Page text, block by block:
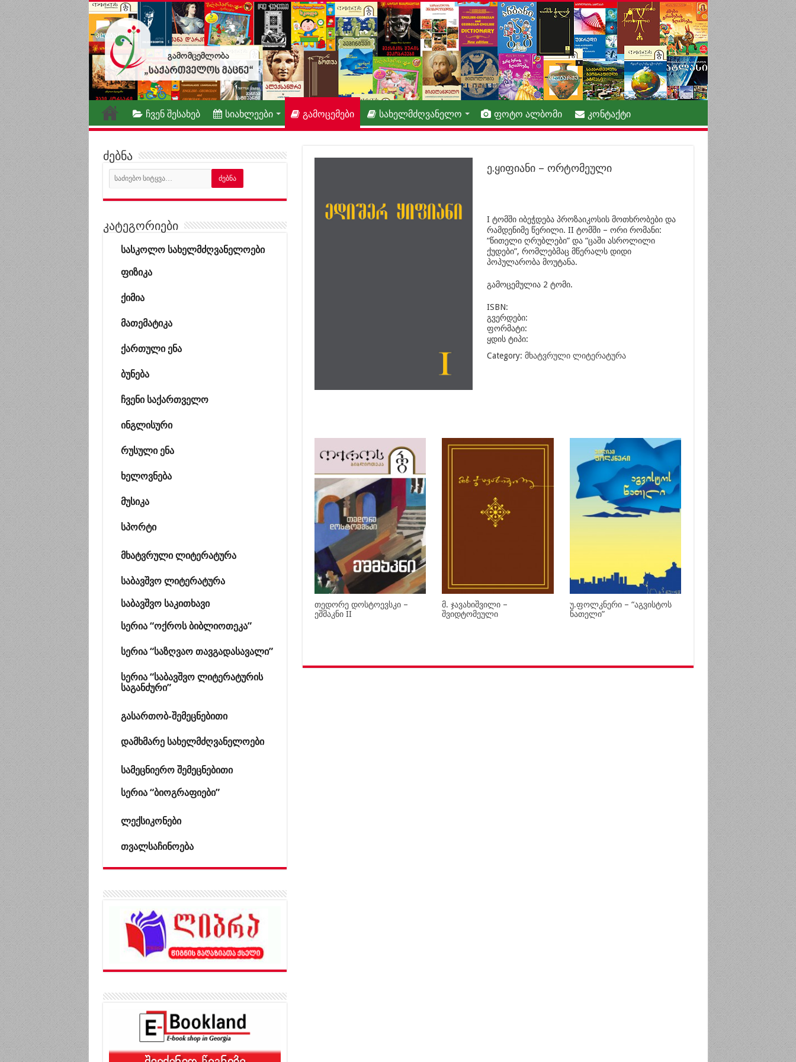
ჩვენ შესახებ სიახლეები გამოცემები სახელმძღვანელო ფოტო ალბომი კონტაქტი
ე.ყიფიანი – ორტომეული
I ტომში იბეჭდება პროზაიკოსის მოთხრობები და
რამდენიმე წერილი. II ტომში – ორი რომანი:
“წითელი ღრუბლები” და “ცაში ასროლილი
ქუდები”, რომლებმაც მწერალს დიდი
პოპულარობა მოუტანა.
გამოცემულია 2 ტომი.
ISBN:
გვერდები:
ფორმატი:
ყდის ტიპი:
Category:მხატვრული ლიტერატურა
თედორე დოსტოევსკი –
ეშმაკნი II
მ. ჯავახიშვილი –
შვიდტომეული
უ.ფოლკნერი – “აგვისტოს
ნათელი”
ძებნა
კატეგორიები
სასკოლო სახელმძღვანელოები
ფიზიკა
ქიმია
მათემატიკა
ქართული ენა
ბუნება
ჩვენი საქართველო
ინგლისური
რუსული ენა
ხელოვნება
მუსიკა
სპორტი
მხატვრული ლიტერატურა
საბავშვო ლიტერატურა
საბავშვო საკითხავი
სერია “ოქროს ბიბლიოთეკა”
სერია “საზღვაო თავგადასავალი”
სერია “საბავშვო ლიტერატურის
საგანძური”
გასართობ-შემეცნებითი
დამხმარე სახელმძღვანელოები
სამეცნიერო შემეცნებითი
სერია “ბიოგრაფიები”
ლექსიკონები
თვალსაჩინოება